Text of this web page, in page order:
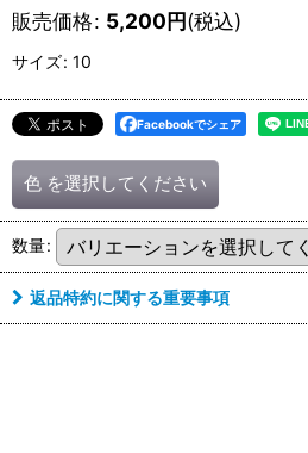
販売価格: 5,200円(税込)
サイズ: 10
Facebookでシェア
色 を選択してください
数量:
返品特約に関する重要事項